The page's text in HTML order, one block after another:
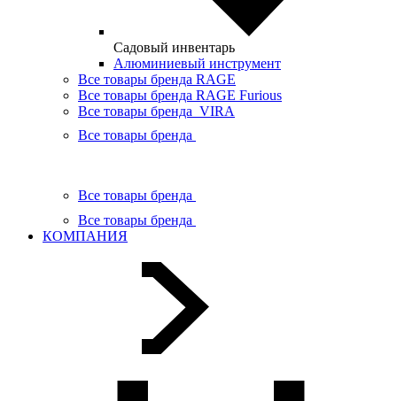
Садовый инвентарь
Алюминиевый инструмент
Все товары бренда RAGE
Все товары бренда RAGE Furious
Все товары бренда VIRA
Все товары бренда
Все товары бренда
Все товары бренда
КОМПАНИЯ